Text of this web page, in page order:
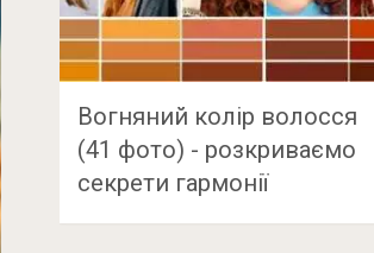
Вогняний колір волосся
(41 фото) - розкриваємо
секрети гармонії